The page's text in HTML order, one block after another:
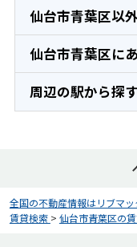
仙台市青葉区以
仙台市青葉区に
周辺の駅から探す
全国の不動産情報はリブマッ
賃貸検索 > 仙台市青葉区の